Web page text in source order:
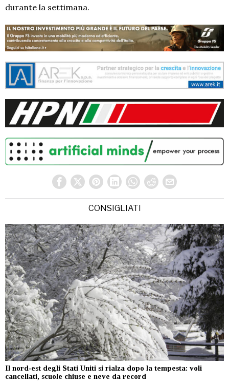
durante la settimana.
CONSIGLIATI
Il nord‑est degli Stati Uniti si rialza dopo la tempesta: voli
cancellati, scuole chiuse e neve da record